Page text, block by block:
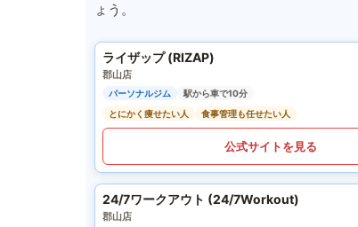
ょう。
ライザップ (RIZAP)
郡山店
パーソナルジム
駅から車で10分
とにかく痩せたい人
食事管理も任せたい人
公式サイトを見る
24/7ワークアウト (24/7Workout)
郡山店